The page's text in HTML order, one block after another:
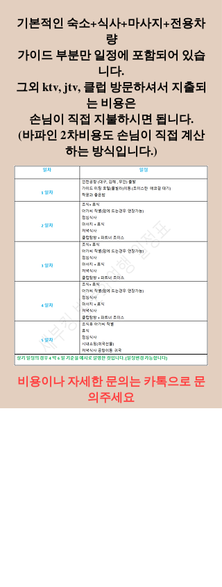
기본적인 숙소+식사+마사지+전용차
량
가이드 부분만 일정에 포함되어 있습
니다.
그외 ktv, jtv, 클럽 방문하셔서 지출되
는 비용은
손님이 직접 지불하시면 됩니다.
(바파인 2차비용도 손님이 직접 계산
하는 방식입니다.)
비용이나 자세한 문의는 카톡으로 문
의주세요